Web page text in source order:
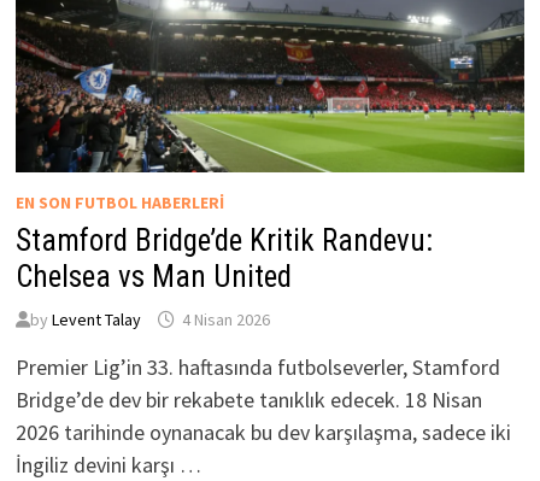
EN SON FUTBOL HABERLERI
Stamford Bridge’de Kritik Randevu:
Chelsea vs Man United
by Levent Talay 4 Nisan 2026
Premier Lig’in 33. haftasında futbolseverler, Stamford
Bridge’de dev bir rekabete tanıklık edecek. 18 Nisan
2026 tarihinde oynanacak bu dev karşılaşma, sadece iki
İngiliz devini karşı …